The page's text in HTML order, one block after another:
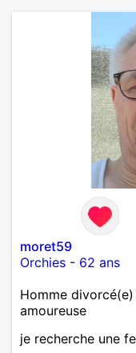
moret59
Orchies - 62 ans
Homme
amoureuse
je recherche une